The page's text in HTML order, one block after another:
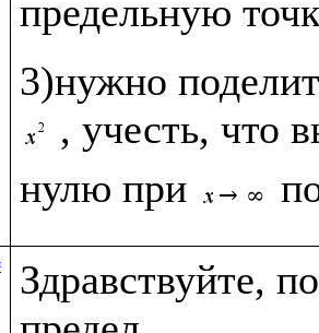
предельную
3)нужно
, учесть, что
нулю при
Здравствуйте,